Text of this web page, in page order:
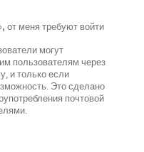
от меня требуют войти
могут
пользователям через
и только если
Это сделано
почтовой